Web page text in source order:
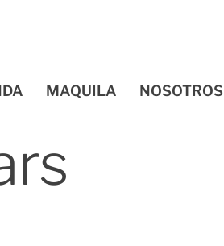
MAQUILA NOSOTROS